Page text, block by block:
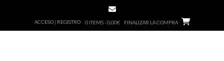
ACCESO | REGISTRO 0 ITEMS - 0,00€ FINALIZAR LA COMPRA